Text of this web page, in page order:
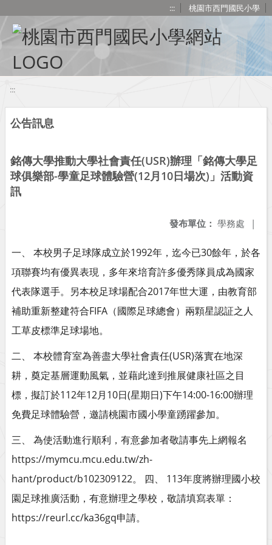
::: 桃園市西門國民小學
:::
公告訊息
銘傳大學推動大學社會責任(USR)辦理「銘傳大學足
球俱樂部-學童足球體驗營(12月10日場次)」活動資
訊
發布單位： 學務處 |
一、 本校男子足球隊成立於1992年，迄今已30餘年，於各
項聯賽均有優異表現，多年來培育許多優秀隊員成為國家
代表隊選手。另本校足球場配合2017年世大運，由教育部
補助重新整建符合FIFA（國際足球總會）兩顆星認証之人
工草皮標準足球場地。
二、 本校體育室為善盡大學社會責任(USR)落實在地深
耕，奠定基層運動風氣，並藉此達到推展健康社區之目
標，擬訂於112年12月10日(星期日)下午14:00-16:00辦理
免費足球體驗營，邀請桃園市國小學童踴躍參加。
三、 為使活動進行順利，有意參加者敬請事先上網報名
https://mymcu.mcu.edu.tw/zh-
hant/product/b102309122。 四、 113年度將辦理國小校
園足球推廣活動，有意辦理之學校，敬請填寫表單：
https://reurl.cc/ka36gq申請。